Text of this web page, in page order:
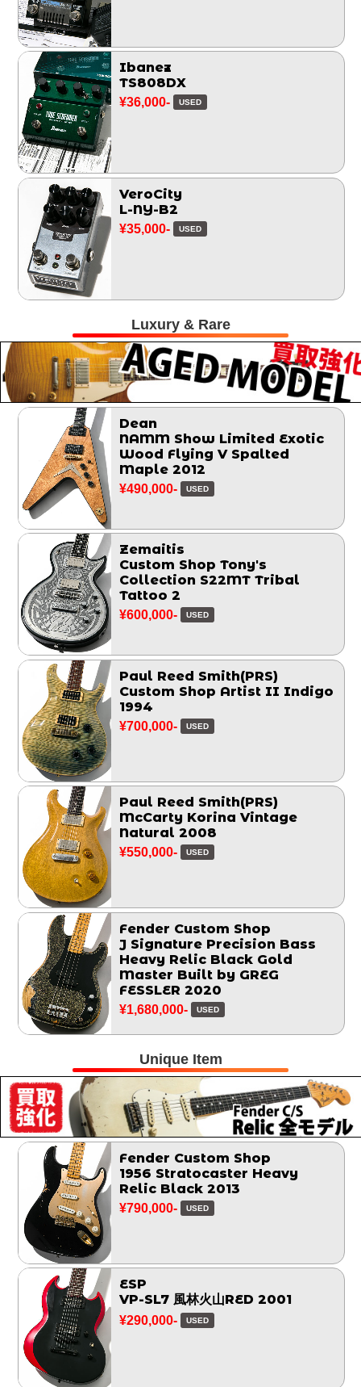
Ibanez
TS808DX
¥36,000- USED
VeroCity
L-NY-B2
¥35,000- USED
Luxury & Rare
Dean
NAMM Show Limited Exotic
Wood Flying V Spalted
Maple 2012
¥490,000- USED
Zemaitis
Custom Shop Tony's
Collection S22MT Tribal
Tattoo 2
¥600,000- USED
Paul Reed Smith(PRS)
Custom Shop Artist II Indigo
1994
¥700,000- USED
Paul Reed Smith(PRS)
McCarty Korina Vintage
Natural 2008
¥550,000- USED
Fender Custom Shop
J Signature Precision Bass
Heavy Relic Black Gold
Master Built by GREG
FESSLER 2020
¥1,680,000- USED
Unique Item
Fender Custom Shop
1956 Stratocaster Heavy
Relic Black 2013
¥790,000- USED
ESP
VP-SL7 風林火山RED 2001
¥290,000- USED